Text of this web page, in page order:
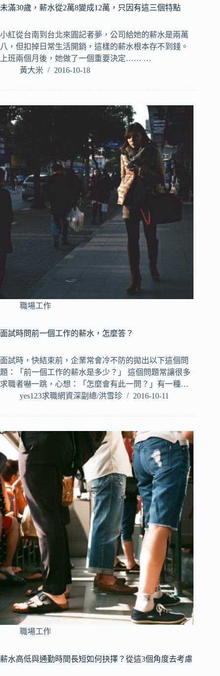
未滿30歲，薪水從2萬8變成12萬，只因有這三個特點
小紅從台南到台北來圓記者夢，公司給她的薪水是兩萬
八，但扣掉日常生活開銷，這樣的薪水根本存不到錢。
上班兩個月後，她做了一個重要決定…… …
黃大米
2016-10-18
職場工作
面試時問前一個工作的薪水，怎麼答？
面試時，快結束前，企業常會冷不防的拋出以下這個問
題：「前一個工作的薪水是多少？」 這個問題常讓很多
求職者嚇一跳，心想：「怎麼會有此一問？」有一種…
yes123求職網資深副總/洪雪珍
2016-10-11
職場工作
薪水高低與通勤時間長短如何抉擇？從這3個角度去考慮